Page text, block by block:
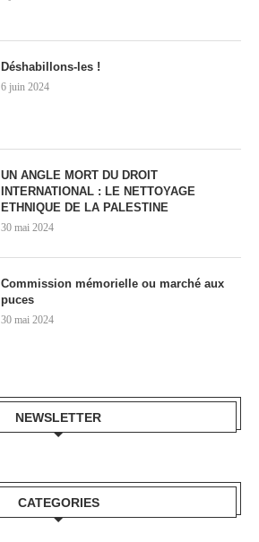
Déshabillons-les !
6 juin 2024
UN ANGLE MORT DU DROIT
INTERNATIONAL : LE NETTOYAGE
ETHNIQUE DE LA PALESTINE
30 mai 2024
Commission mémorielle ou marché aux
puces
30 mai 2024
NEWSLETTER
CATEGORIES